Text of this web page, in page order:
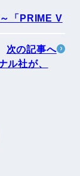
「PRIME V
次の記事へ
ル社が、